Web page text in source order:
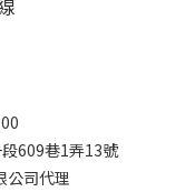
609巷1弄13號
公司代理